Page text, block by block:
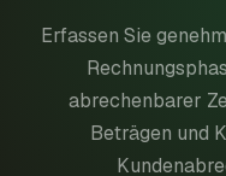
Erfassen Sie
abrechenbarer
Beträgen und